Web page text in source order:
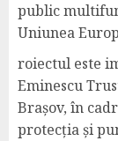
public
Uniunea
roiectul este
Eminescu
Brașov, în
protecția și